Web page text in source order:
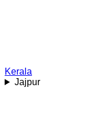
Kerala
Jajpur